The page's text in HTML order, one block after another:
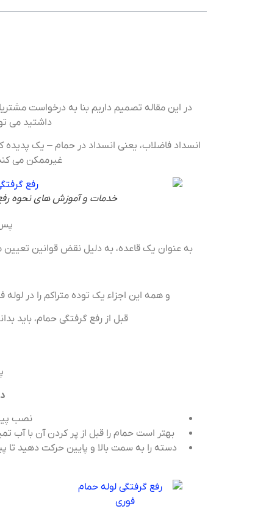
در این مقاله تصمیم داریم بنا به درخواست
داشتید می
انسداد فاضلاب، یعنی انسداد در حمام – یک پدیده
غیرممکن می
خدمات و آموزش های نحوه
پس
به عنوان یک قاعده، به دلیل نقض قوانین
و همه این اجزاء یک توده متراکم را در
قبل از رفع گرفتگی حمام، باید
نصب
بهتر است حمام را قبل از پر کردن آن با آب
دسته را به سمت بالا و پایین حرکت دهید تا